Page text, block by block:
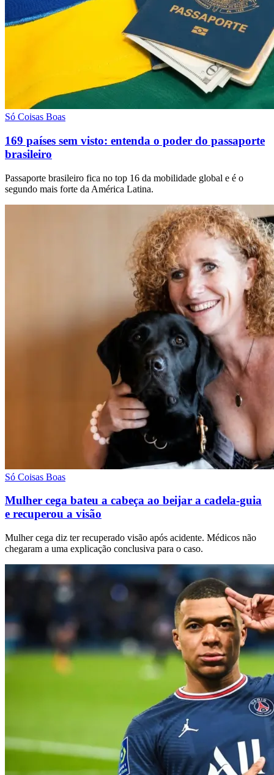
Só Coisas Boas
169 países sem visto: entenda o poder do passaporte
brasileiro
Passaporte brasileiro fica no top 16 da mobilidade global e é o
segundo mais forte da América Latina.
Só Coisas Boas
Mulher cega bateu a cabeça ao beijar a cadela-guia
e recuperou a visão
Mulher cega diz ter recuperado visão após acidente. Médicos não
chegaram a uma explicação conclusiva para o caso.